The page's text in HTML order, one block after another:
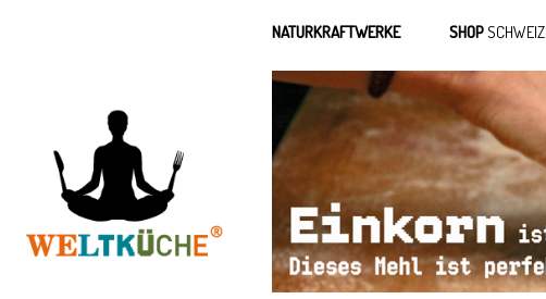
NATURKRAFTWERKE SHOPSCHWEIZ